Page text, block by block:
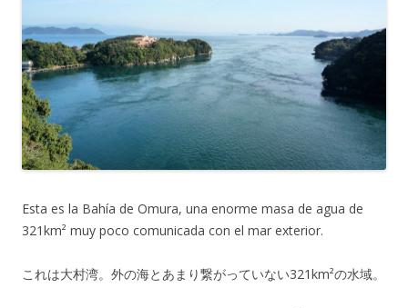
Esta es la Bahía de Omura, una enorme masa de agua de
321km² muy poco comunicada con el mar exterior.
これは大村湾。外の海とあまり繋がっていない321km²の水域。